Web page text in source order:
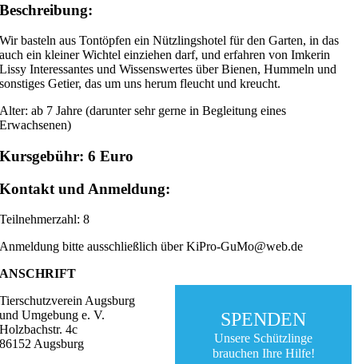
Beschreibung:
Wir basteln aus Tontöpfen ein Nützlingshotel für den Garten, in das
auch ein kleiner Wichtel einziehen darf, und erfahren von Imkerin
Lissy Interessantes und Wissenswertes über Bienen, Hummeln und
sonstiges Getier, das um uns herum fleucht und kreucht.
Alter: ab 7 Jahre (darunter sehr gerne in Begleitung eines
Erwachsenen)
Kursgebühr: 6 Euro
Kontakt und Anmeldung:
Teilnehmerzahl: 8
Anmeldung bitte ausschließlich über KiPro-GuMo@web.de
SPENDEN
Unsere Schützlinge
brauchen Ihre Hilfe!
ANSCHRIFT
Tierschutzverein Augsburg
und Umgebung e. V.
Holzbachstr. 4c
86152 Augsburg